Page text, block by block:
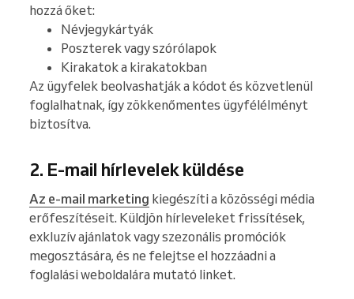
hozzá őket:
Névjegykártyák
Poszterek vagy szórólapok
Kirakatok a kirakatokban
Az ügyfelek beolvashatják a kódot és közvetlenül
foglalhatnak, így zökkenőmentes ügyfélélményt
biztosítva.
2. E-mail hírlevelek küldése
Az e-mail marketing kiegészíti a közösségi média
erőfeszítéseit. Küldjön hírleveleket frissítések,
exkluzív ajánlatok vagy szezonális promóciók
megosztására, és ne felejtse el hozzáadni a
foglalási weboldalára mutató linket.